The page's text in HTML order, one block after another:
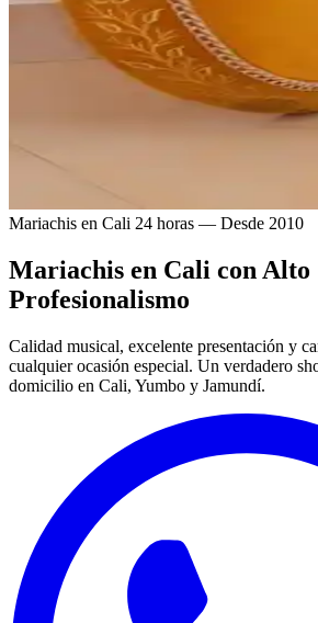
Mariachis en Cali 24 horas — Desde 2010
Mariachis en Cali con Alto
Profesionalismo
Calidad musical, excelente presentación y
cualquier ocasión especial. Un verdadero
domicilio en Cali, Yumbo y Jamundí.